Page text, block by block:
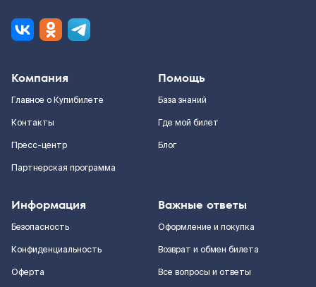
Компания
Главное о Купибилете
Контакты
Пресс-центр
Партнерская программа
Помощь
База знаний
Где мой билет
Блог
Информация
Безопасность
Конфиденциальность
Оферта
Важные ответы
Оформление и покупка
Возврат и обмен билета
Все вопросы и ответы